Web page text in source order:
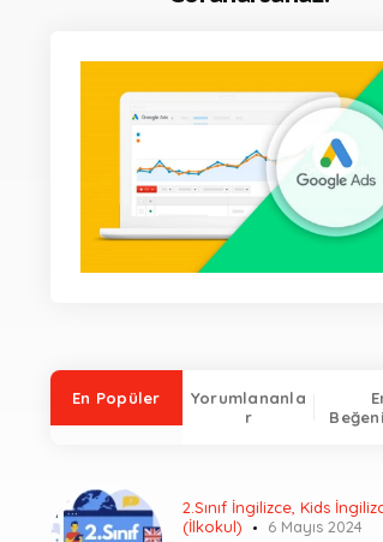
En Popüler
Yorumlananla
r
2.Sınıf İngilizce, Kids
(İlkokul)
6 Mayıs 2024